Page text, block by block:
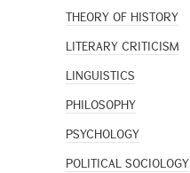
THEORY OF HISTORY
LITERARY CRITICISM
LINGUISTICS
PHILOSOPHY
PSYCHOLOGY
POLITICAL SOCIOLOGY